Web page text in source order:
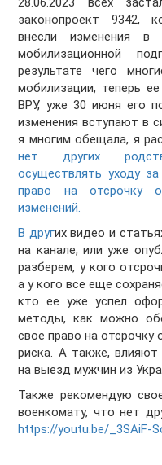
законопроект 9342,
внесли изменения
мобилизационной
результате чего
мобилизации, теперь
ВРУ, уже 30 июня его
изменения вступают в
я многим обещала, я
нет других
осуществлять уходу
право на отсрочку
изменений.
В других видео и
на канале, или уже
разберем, у кого
а у кого все еще
кто ее уже успел
методы, как можно
свое право на отсрочку
риска. А также,
на выезд мужчин из
Также рекомендую
военкомату, что нет
https://youtu.be/_3SAiF-